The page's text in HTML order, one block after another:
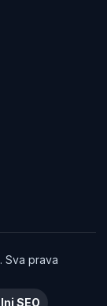
Sva prava
SEO